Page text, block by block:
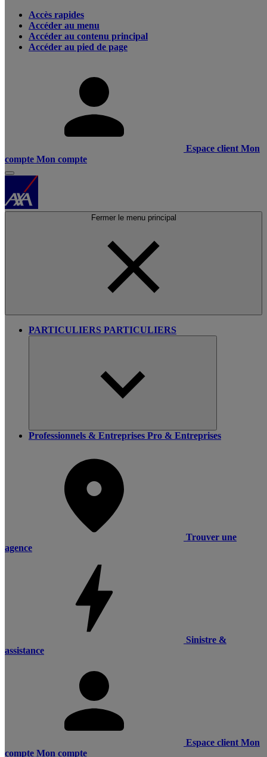
Accès rapides
Accéder au menu
Accéder au contenu principal
Accéder au pied de page
Espace client Mon
compte Mon compte
Fermer le menu principal
PARTICULIERS PARTICULIERS
Professionnels & Entreprises Pro & Entreprises
Trouver une
agence
Sinistre &
assistance
Espace client Mon
compte Mon compte